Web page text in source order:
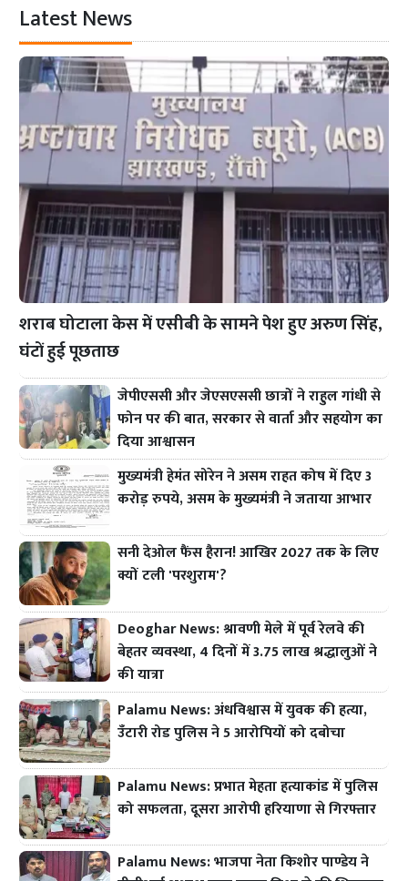
Latest News
शराब घोटाला केस में एसीबी के सामने पेश हुए अरुण सिंह,
घंटों हुई पूछताछ
जेपीएससी और जेएसएससी छात्रों ने राहुल गांधी से
फोन पर की बात, सरकार से वार्ता और सहयोग का
दिया आश्वासन
मुख्यमंत्री हेमंत सोरेन ने असम राहत कोष में दिए 3
करोड़ रुपये, असम के मुख्यमंत्री ने जताया आभार
सनी देओल फैंस हैरान! आखिर 2027 तक के लिए
क्यों टली 'परशुराम'?
Deoghar News: श्रावणी मेले में पूर्व रेलवे की
बेहतर व्यवस्था, 4 दिनों में 3.75 लाख श्रद्धालुओं ने
की यात्रा
Palamu News: अंधविश्वास में युवक की हत्या,
उँटारी रोड पुलिस ने 5 आरोपियों को दबोचा
Palamu News: प्रभात मेहता हत्याकांड में पुलिस
को सफलता, दूसरा आरोपी हरियाणा से गिरफ्तार
Palamu News: भाजपा नेता किशोर पाण्डेय ने